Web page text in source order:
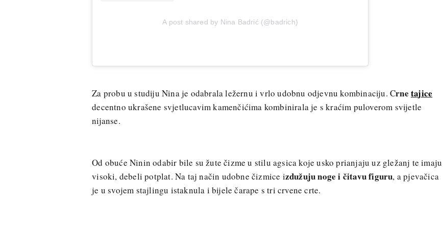
A post shared by Nina Badrić (@badrich)
Za probu u studiju Nina je odabrala ležernu i vrlo udobnu odjevnu kombinaciju. Crne tajice
decentno ukrašene svjetlucavim kamenčićima kombinirala je s kraćim puloverom svijetle
nijanse.
Od obuće Ninin odabir bile su žute čizme u stilu agsica koje usko prianjaju uz gležanj te imaju
visoki, debeli potplat. Na taj način udobne čizmice izdužuju noge i čitavu figuru, a pjevačica
je u svojem stajlingu istaknula i bijele čarape s tri crvene crte.